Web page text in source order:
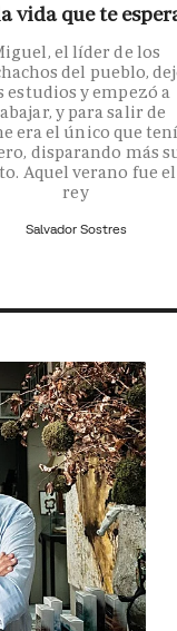
vida que te
el líder de los
del pueblo,
estudios y empezó a
y para salir de
era el único que
disparando más
Aquel verano fue el
rey
Salvador Sostres